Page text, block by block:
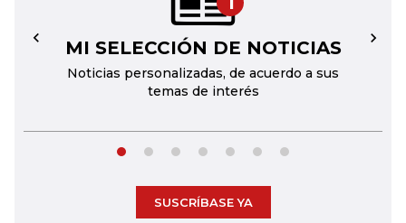
MI SELECCIÓN DE NOTICIAS
Noticias personalizadas, de acuerdo a sus
temas de interés
← →
SUSCRÍBASE YA